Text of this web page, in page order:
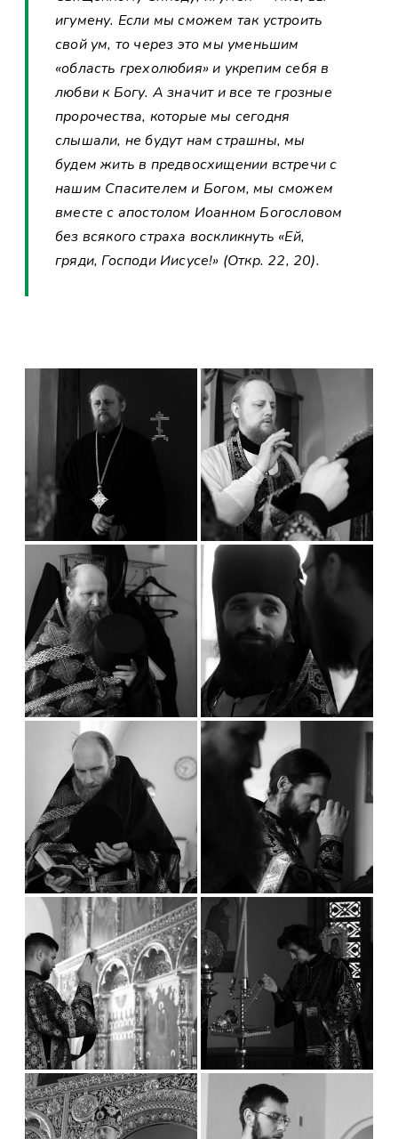
игумену. Если мы сможем так устроить
свой ум, то через это мы уменьшим
«область грехолюбия» и укрепим себя в
любви к Богу. А значит и все те грозные
пророчества, которые мы сегодня
слышали, не будут нам страшны, мы
будем жить в предвосхищении встречи с
нашим Спасителем и Богом, мы сможем
вместе с апостолом Иоанном Богословом
без всякого страха воскликнуть «Ей,
гряди, Господи Иисусе!» (Откр. 22, 20).